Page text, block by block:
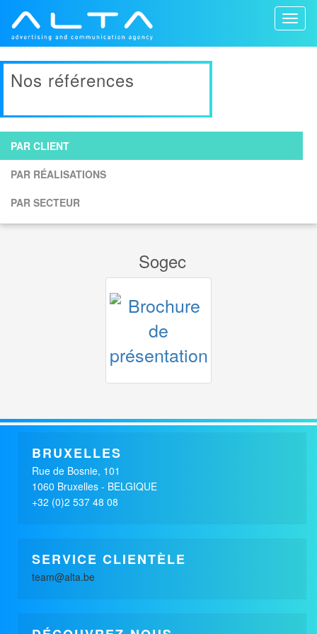
Nos références
PAR CLIENT
PAR RÉALISATIONS
PAR SECTEUR
Sogec
SOGEC
alimentaire / fmcg
BRUXELLES
Rue de Bosnie, 101
1060 Bruxelles - BELGIQUE
+32 (0)2 537 48 08
SERVICE CLIENTÈLE
team@alta.be